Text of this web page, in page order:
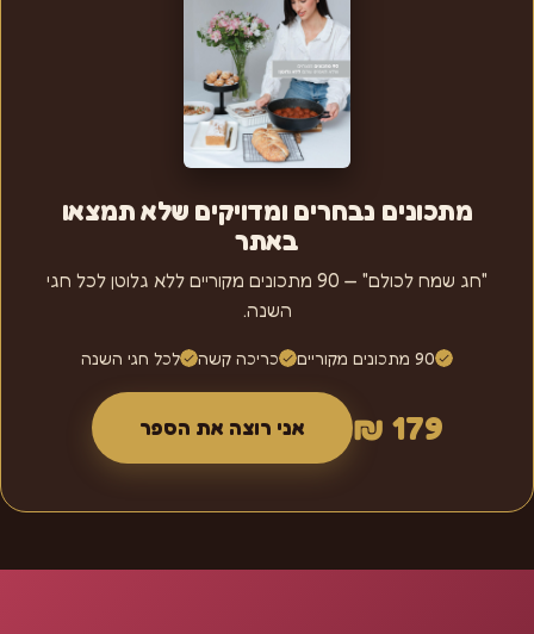
מתכונים נבחרים ומדויקים שלא תמצאו
באתר
"חג שמח לכולם" — 90 מתכונים מקוריים ללא גלוטן לכל חגי
השנה.
90 מתכונים מקוריים כריכה קשה לכל חגי השנה
179 ₪ אני רוצה את הספר